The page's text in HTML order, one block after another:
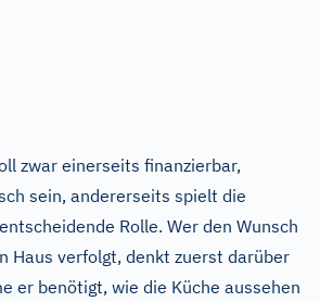
zwar einerseits finanzierbar,
sein, andererseits spielt die
Rolle. Wer den Wunsch
Haus verfolgt, denkt zuerst darüber
er benötigt, wie die Küche aussehen